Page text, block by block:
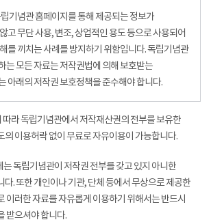
기념관 홈페이지를 통해 제공되는 정보가
고 무단 사용, 변조, 상업적인 용도 등으로 사용되어
를 끼치는 사례를 방지하기 위함입니다. 독립기념관
는 모든 자료는 저작권법에 의해 보호받는
아래의 저작권 보호정책을 준수해야 합니다.
라 독립기념관에서 저작재산권의 전부를 보유한
의 이용허락 없이 무료로 자유이용이 가능합니다.
독립기념관이 저작권 전부를 갖고 있지 아니한
다. 또한 개인이나 기관, 단체 등에서 무상으로 제공한
이러한 자료를 자유롭게 이용하기 위해서는 반드시
받으셔야 합니다.